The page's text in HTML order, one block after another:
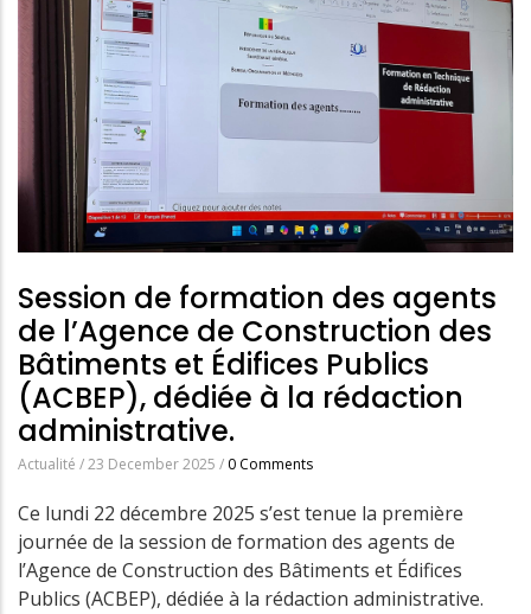
Session de formation des agents
de l’Agence de Construction des
Bâtiments et Édifices Publics
(ACBEP), dédiée à la rédaction
administrative.
Actualité /23 December 2025 / 0 Comments
Ce lundi 22 décembre 2025 s’est tenue la première
journée de la session de formation des agents de
l’Agence de Construction des Bâtiments et Édifices
Publics (ACBEP), dédiée à la rédaction administrative.